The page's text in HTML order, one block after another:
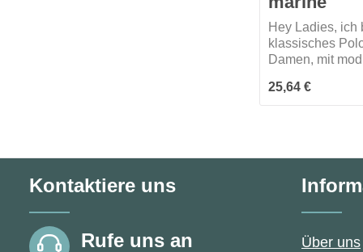
Hey Ladies, ich
klassisches
Damen, mit
verarbeiteter 4-
Knopfleiste mit
gelasertem
Nackenband
Regulärer Preis:
25,64 €
Kontaktiere uns
Rufe uns an
Über uns